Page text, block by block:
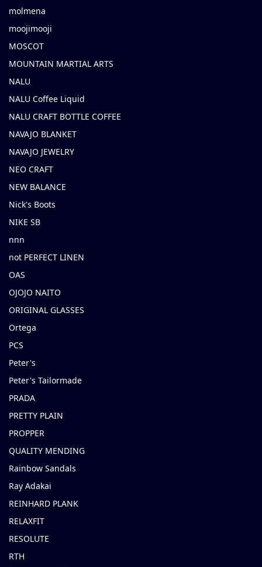
molmena
moojimooji
MOSCOT
MOUNTAIN MARTIAL ARTS
NALU
NALU Coffee Liquid
NALU CRAFT BOTTLE COFFEE
NAVAJO BLANKET
NAVAJO JEWELRY
NEO CRAFT
NEW BALANCE
Nick's Boots
NIKE SB
nnn
not PERFECT LINEN
OAS
OJOJO NAITO
ORIGINAL GLASSES
Ortega
PCS
Peter's
Peter's Tailormade
PRADA
PRETTY PLAIN
PROPPER
QUALITY MENDING
Rainbow Sandals
Ray Adakai
REINHARD PLANK
RELAXFIT
RESOLUTE
RTH